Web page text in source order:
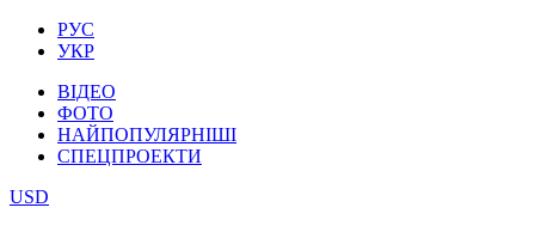
РУС
УКР
ВІДЕО
ФОТО
НАЙПОПУЛЯРНІШІ
СПЕЦПРОЕКТИ
USD